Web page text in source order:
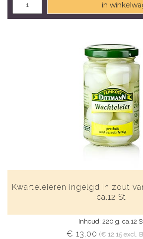
in
Kwarteleieren ingelgd in zout
ca.12 St
Inhoud: 220 g, ca.12
€ 13,00 (€ 12,15 excl.